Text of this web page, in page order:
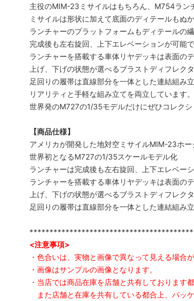
主役のMIM-23ミサイルはもちろん、M754ラン
ミサイルは形状に加えて底面のディテールもぬ
ランチャーのプラットフォームもディテールの
完成後も左右旋回、上下エレベーションが可能
ランチャーを搭載する車体リヤデッキは表面の
上げ、下げの状態が選べるブラストディフレク
足回りの履帯は直線部分を一体とした連結組み
リアリティと手軽な組み立てを両立しています。
世界発のM727の1/35モデルだけにぜひコレクシ
【商品仕様】
アメリカが開発した地対空ミサイルMIM-23ホ
世界初となるM727の1/35スケールモデル化
ランチャーは完成後も左右旋回、上下エレベー
ランチャーを搭載する車体リヤデッキは表面の
上げ、下げの状態が選べるブラストディフレク
足回りの履帯は直線部分を一体とした連結組み
<注意事項>
・色合いは、実物と画像で異なって見える場合
・画像はサンプルの画像となります。
・当店では商品在庫を店舗と共有しております
また店舗と在庫を共有している都合上、パッ